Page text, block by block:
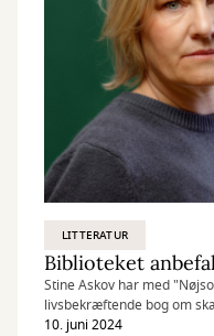
LITTERATUR
Stine Askov har med
livsbekræftende bog om
kraft.
10. juni 2024